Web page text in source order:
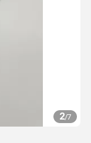
2/7